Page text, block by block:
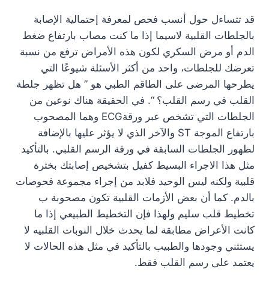
قد تتساءل حول أنسب فحص لمعرفة إحتمالية الإصابة
بالجلطات القلبية لاسيما إذا ما كنت مصاب بارتفاع ضغط
الدم أو مرض السكري لكون هذه الأمراض ترفع من نسبة
تعرضك للجلطات، واحد من أكثر الأسئلة شيوعًا التي
يطرحها المرضى على الطاقم الطبي هو ” هل تظهر جلطة
القلب في رسم القلب؟ “. في الحقيقة هناك نوعين من
الجلطات التي تشخص عبر ورقةECG وهما المصحوب
بارتفاع الموجة ST والآخر الذي لا يؤثر عليها بالإضافة
لظهور الجلطات السابقة في ورقة الرسم القلبي. بالتأكيد
مثل هذا الاجراء البسيط كفيل بتشخيص إصابتك بخثرة
قلبية ولكنه ليس الوحيد فلابد من إجراء مجموعة فحوصات
بالدم. كما أن بعض الأزمات القلبية تكون مصحوبة ب
تخطيط قلب سليم ولهذا فإن التخطيط الطبيعي إذا ما
كانت الأعراض مطابقة لما يحدث خلال النوبات القلبيه لا
يستثني وجودها والطبيب بالتأكيد في مثل هذه الحالات لا
يعتمد على رسم القلب فقط.